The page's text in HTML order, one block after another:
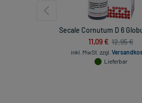
Secale Cornutum D 6
11,09 € 12,95 €
inkl. MwSt. zzgl.
Lieferbar